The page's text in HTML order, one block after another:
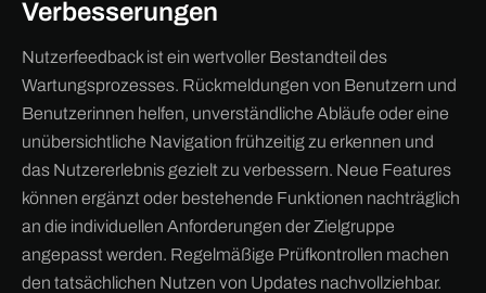
Verbesserungen
Nutzerfeedback ist ein wertvoller Bestandteil des
Wartungsprozesses. Rückmeldungen von Benutzern und
Benutzerinnen helfen, unverständliche Abläufe oder eine
unübersichtliche Navigation frühzeitig zu erkennen und
das Nutzererlebnis gezielt zu verbessern. Neue Features
können ergänzt oder bestehende Funktionen nachträglich
an die individuellen Anforderungen der Zielgruppe
angepasst werden. Regelmäßige Prüfkontrollen machen
den tatsächlichen Nutzen von Updates nachvollziehbar.